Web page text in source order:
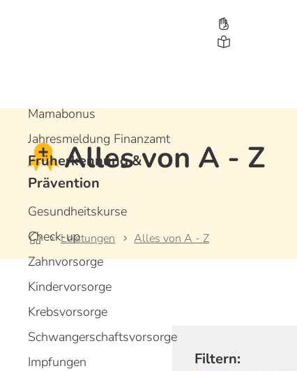
Mamabonus
Jahresmeldung Finanzamt
Früherkennung &
Prävention
Gesundheitskurse
Check-up
Zahnvorsorge
Kindervorsorge
Krebsvorsorge
Schwangerschaftsvorsorge
Impfungen
Alles von A - Z
Leistungen Alles von A - Z
Filtern: